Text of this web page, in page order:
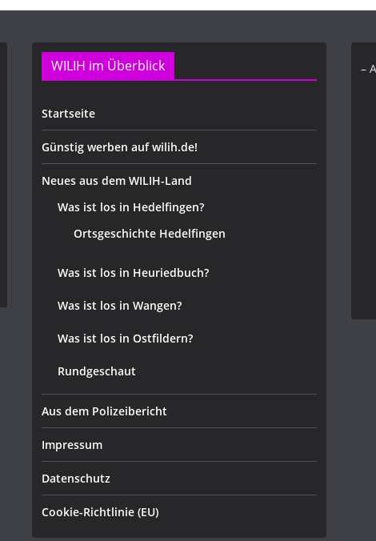
WILIH im Überblick
Startseite
Günstig werben auf wilih.de!
Neues aus dem WILIH-Land
Was ist los in Hedelfingen?
Ortsgeschichte Hedelfingen
Was ist los in Heuriedbuch?
Was ist los in Wangen?
Was ist los in Ostfildern?
Rundgeschaut
Aus dem Polizeibericht
Impressum
Datenschutz
Cookie-Richtlinie (EU)
–